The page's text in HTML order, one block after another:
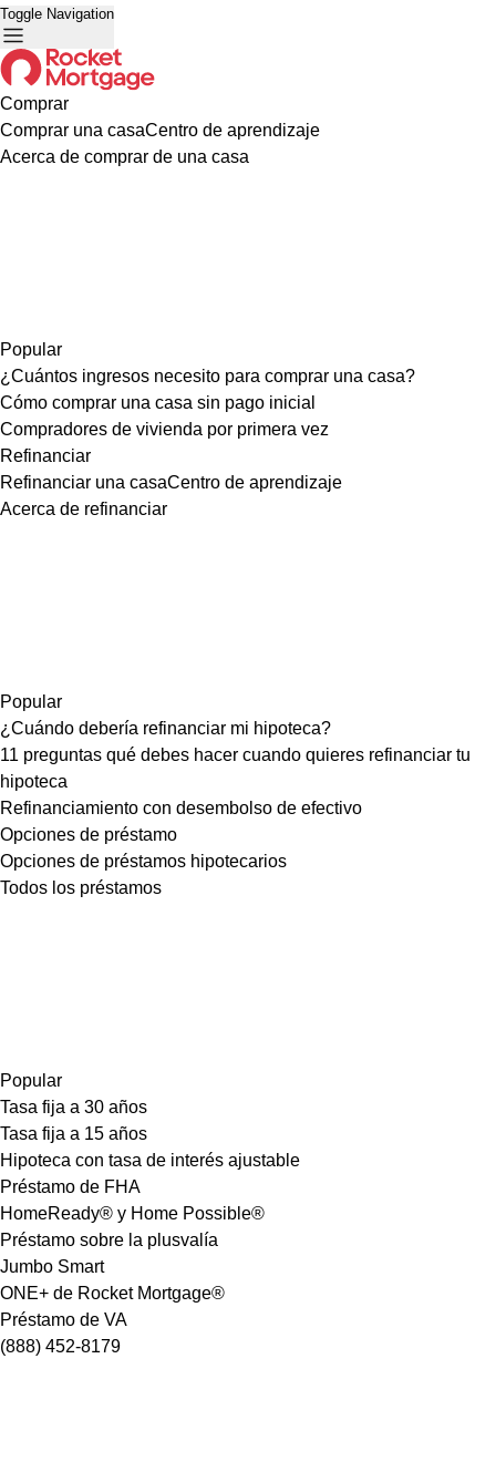
Toggle Navigation
Comprar
Comprar una casaCentro de aprendizaje
Acerca de comprar de una casa
Popular
¿Cuántos ingresos necesito para comprar una casa?
Cómo comprar una casa sin pago inicial
Compradores de vivienda por primera vez
Refinanciar
Refinanciar una casaCentro de aprendizaje
Acerca de refinanciar
Popular
¿Cuándo debería refinanciar mi hipoteca?
11 preguntas qué debes hacer cuando quieres refinanciar tu
hipoteca
Refinanciamiento con desembolso de efectivo
Opciones de préstamo
Opciones de préstamos hipotecarios
Todos los préstamos
Popular
Tasa fija a 30 años
Tasa fija a 15 años
Hipoteca con tasa de interés ajustable
Préstamo de FHA
HomeReady® y Home Possible®
Préstamo sobre la plusvalía
Jumbo Smart
ONE+ de Rocket Mortgage®
Préstamo de VA
(888) 452-8179